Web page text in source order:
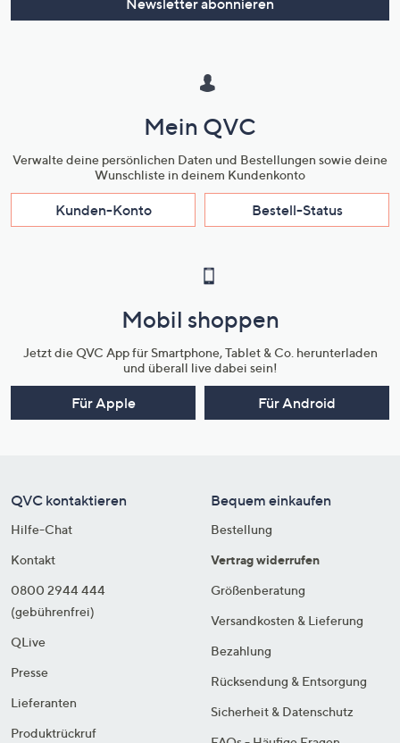
Mein QVC
Verwalte deine persönlichen Daten und Bestellungen sowie deine
Wunschliste in deinem Kundenkonto
Kunden-Konto Bestell-Status
Mobil shoppen
Jetzt die QVC App für Smartphone, Tablet & Co. herunterladen
und überall live dabei sein!
Für Apple Für Android
QVC kontaktieren
Hilfe-Chat
Kontakt
0800 2944 444
(gebührenfrei)
QLive
Presse
Lieferanten
Produktrückruf
Bequem einkaufen
Bestellung
Vertrag widerrufen
Größenberatung
Versandkosten & Lieferung
Bezahlung
Rücksendung & Entsorgung
Sicherheit & Datenschutz